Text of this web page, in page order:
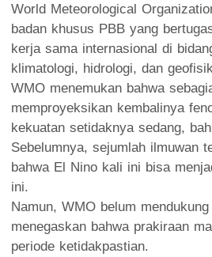
World Meteorological
badan khusus PBB yang
kerja sama internasional di
klimatologi, hidrologi, dan
WMO menemukan bahwa
memproyeksikan kembalinya
kekuatan setidaknya sedang,
Sebelumnya, sejumlah ilmuwan
bahwa El Nino kali ini bisa
ini.
Namun, WMO belum
menegaskan bahwa prakiraan
periode ketidakpastian.